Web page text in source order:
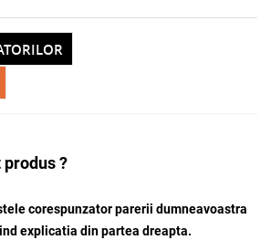
?
corespunzator parerii dumneavoastra
explicatia din partea dreapta.